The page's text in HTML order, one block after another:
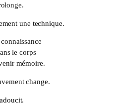
une technique.
le corps
mémoire.
change.